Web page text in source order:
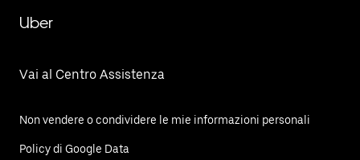
Uber
Vai al Centro Assistenza
Non vendere o condividere le mie informazioni personali
Policy di Google Data